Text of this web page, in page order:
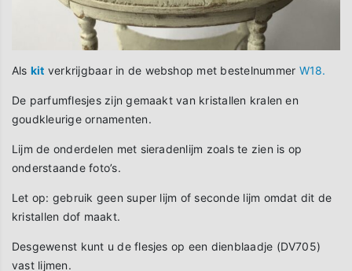
Als kit verkrijgbaar in de webshop met bestelnummer W18.
De parfumflesjes zijn gemaakt van kristallen kralen en
goudkleurige ornamenten.
Lijm de onderdelen met sieradenlijm zoals te zien is op
onderstaande foto’s.
Let op: gebruik geen super lijm of seconde lijm omdat dit de
kristallen dof maakt.
Desgewenst kunt u de flesjes op een dienblaadje (DV705)
vast lijmen.